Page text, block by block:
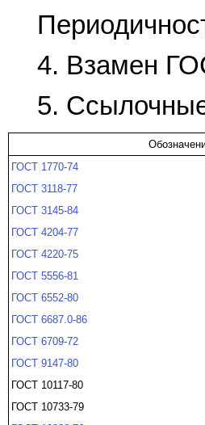
4. Взамен
5.
ГОСТ 1770-74
ГОСТ 3118-77
ГОСТ 3145-84
ГОСТ 4204-77
ГОСТ 4220-75
ГОСТ 5556-81
ГОСТ 6552-80
ГОСТ 6687.0-86
ГОСТ 6709-72
ГОСТ 9147-80
ГОСТ 10117-80
ГОСТ 10733-79